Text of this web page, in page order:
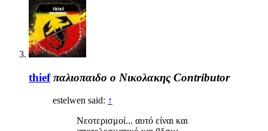
thief παλιοπαιδο ο Νικολακης Contributor
estelwen said: ↑
Νεοτερισμοί... αυτό είναι και